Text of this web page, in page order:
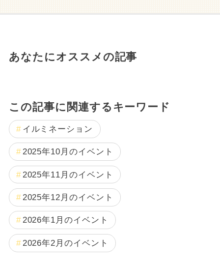
あなたにオススメの記事
この記事に関連するキーワード
イルミネーション
2025年10月のイベント
2025年11月のイベント
2025年12月のイベント
2026年1月のイベント
2026年2月のイベント